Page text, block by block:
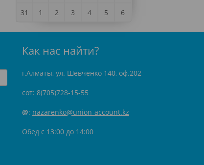
31 1 2 3 4 5 6
Как нас найти?
г.Алматы, ул. Шевченко 140, оф.202
сот: 8(705)728-15-55
@: nazarenko@union-account.kz
Обед с 13:00 до 14:00